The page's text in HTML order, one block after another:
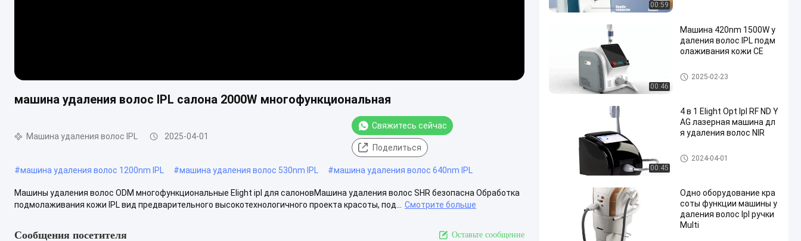
машина удаления волос IPL салона 2000W многофункциональная
Машина удаления волос IPL 2025-04-01
Свяжитесь сейчас
Поделиться
#машина удаления волос 1200nm IPL #машина удаления волос 530nm IPL #машина удаления волос 640nm IPL
Машины удаления волос ODM многофункциональные Elight ipl для салоновМашина удаления волос SHR безопасна Обработка
подмолаживания кожи IPL вид предварительного высокотехнологичного проекта красоты, под...
Смотрите больше
Сообщения посетителя Оставьте сообщение
00:59
00:46
Машина 420nm 1500W у
даления волос IPL подм
олаживания кожи CE
Машина удаления волос IPL
2025-02-23
00:45
4 в 1 Elight Opt Ipl RF ND Y
AG лазерная машина дл
я удаления волос NIR
Машина удаления волос IPL
2024-04-01
Одно оборудование кра
соты функции машины у
даления волос Ipl ручки
Multi